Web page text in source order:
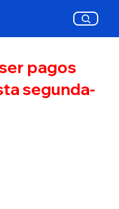
pagos
segunda-